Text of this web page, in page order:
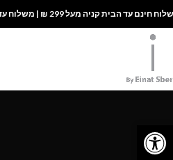
פתח סרגל נגישות
חינם עד הבית קניה מעל 299 ₪ | משלוח עד 5 ימי עסקים